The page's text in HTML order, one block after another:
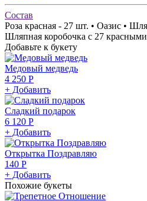
Состав
Роза красная - 27 шт. • Оазис •
Шляпная коробочка с 27
Добавьте к букету
Медовый медведь
4 250 Р
+ Добавить
Сладкий подарок
6 120 Р
+ Добавить
Открытка Поздравляю
140 Р
+ Добавить
Похожие букеты